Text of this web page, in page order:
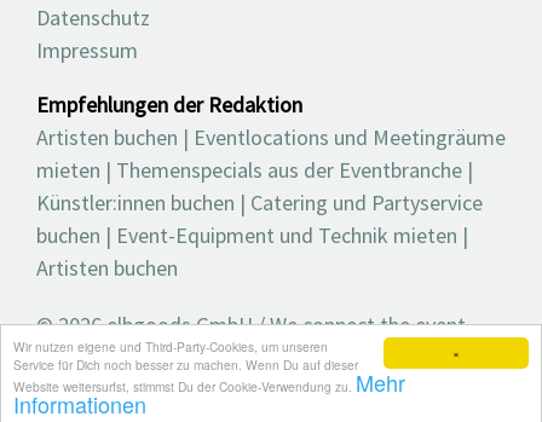
×
Wir nutzen eigene und Third-Party-Cookies, um unseren
Service für Dich noch besser zu machen. Wenn Du auf dieser
Website weitersurfst, stimmst Du der Cookie-Verwendung zu. Mehr
Informationen
Datenschutz
Impressum
Empfehlungen der Redaktion
Artisten buchen | Eventlocations und Meetingräume
mieten | Themenspecials aus der Eventbranche |
Künstler:innen buchen | Catering und Partyservice
buchen | Event-Equipment und Technik mieten |
Artisten buchen
© 2026 elbgoods GmbH / We connect the event
industry / Medienvielfalt für die Eventplanung /
Eventbranchenbuch, Blog, Magazin und mehr